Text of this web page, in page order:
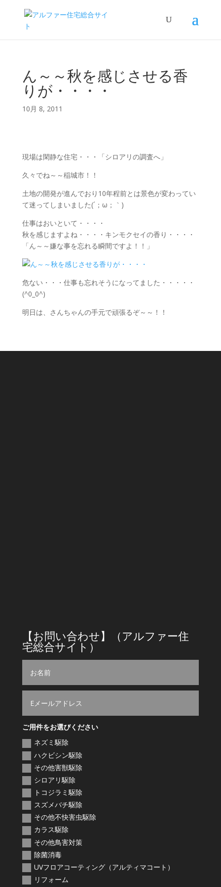
ん～～秋を感じさせる香
りが・・・・
10月 8, 2011
現場は閑静な住宅・・・「シロアリの調査へ」
久々でね～～稲城市！！
土地の開発が進んでおり10年程前とは景色が変わってい
て迷ってしまいました(´；ω；｀)
仕事はおいといて・・・・
秋を感じますよね・・・・キンモクセイの香り・・・・
「ん～～嫌な事を忘れる瞬間ですよ！！」
危ない・・・仕事も忘れそうになってました・・・・・
(^0_0^)
明日は、さんちゃんの手元で頑張るぞ～～！！
【お問い合わせ】（アルファー住
宅総合サイト）
ご用件をお選びください
ネズミ駆除
ハクビシン駆除
その他害獣駆除
シロアリ駆除
トコジラミ駆除
スズメバチ駆除
その他不快害虫駆除
カラス駆除
その他鳥害対策
除菌消毒
UVフロアコーティング（アルティマコート）
リフォーム